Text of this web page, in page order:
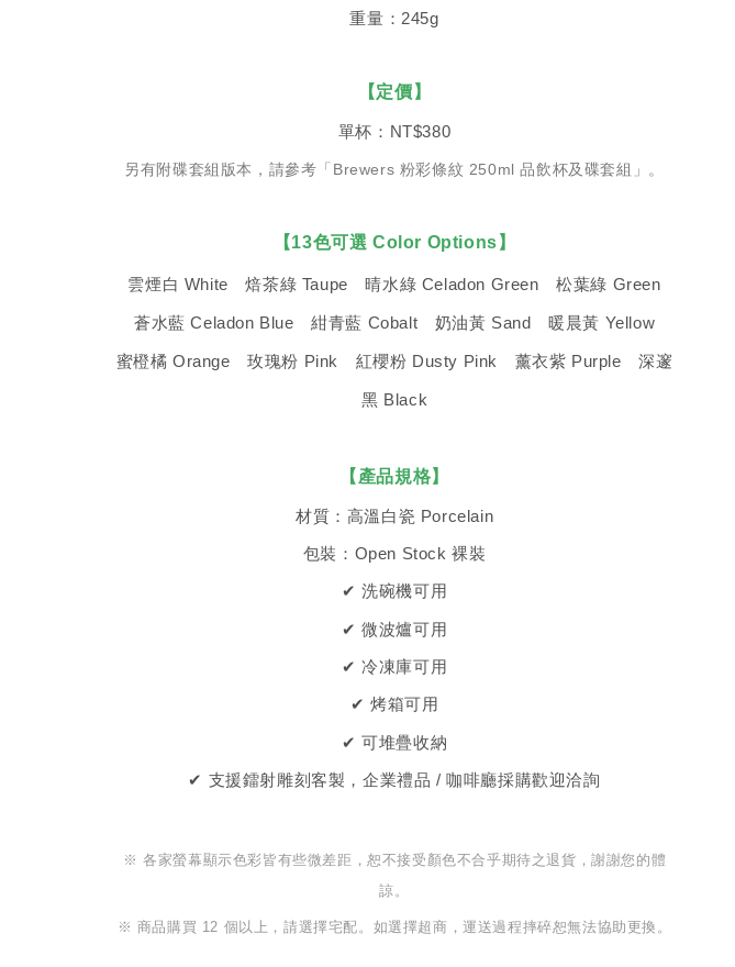
重量：245g
【定價】
單杯：NT$380
另有附碟套組版本，請參考「Brewers 粉彩條紋 250ml 品飲杯及碟套組」。
【13色可選 Color Options】
雲煙白 White 焙茶綠 Taupe 晴水綠 Celadon Green 松葉綠 Green
蒼水藍 Celadon Blue 紺青藍 Cobalt 奶油黃 Sand 暖晨黃 Yellow
蜜橙橘 Orange 玫瑰粉 Pink 紅櫻粉 Dusty Pink 薰衣紫 Purple 深邃
黑 Black
【產品規格】
材質：高溫白瓷 Porcelain
包裝：Open Stock 裸裝
✔ 洗碗機可用
✔ 微波爐可用
✔ 冷凍庫可用
✔ 烤箱可用
✔ 可堆疊收納
✔ 支援鐳射雕刻客製，企業禮品 / 咖啡廳採購歡迎洽詢
※ 各家螢幕顯示色彩皆有些微差距，恕不接受顏色不合乎期待之退貨，謝謝您的體
諒。
※ 商品購買 12 個以上，請選擇宅配。如選擇超商，運送過程摔碎恕無法協助更換。